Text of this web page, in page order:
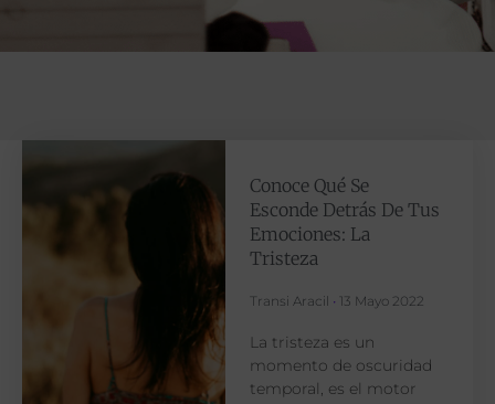
Conoce Qué Se
Esconde Detrás De Tus
Emociones: La
Tristeza
Transi Aracil 13 Mayo 2022
La tristeza es un
momento de oscuridad
temporal, es el motor